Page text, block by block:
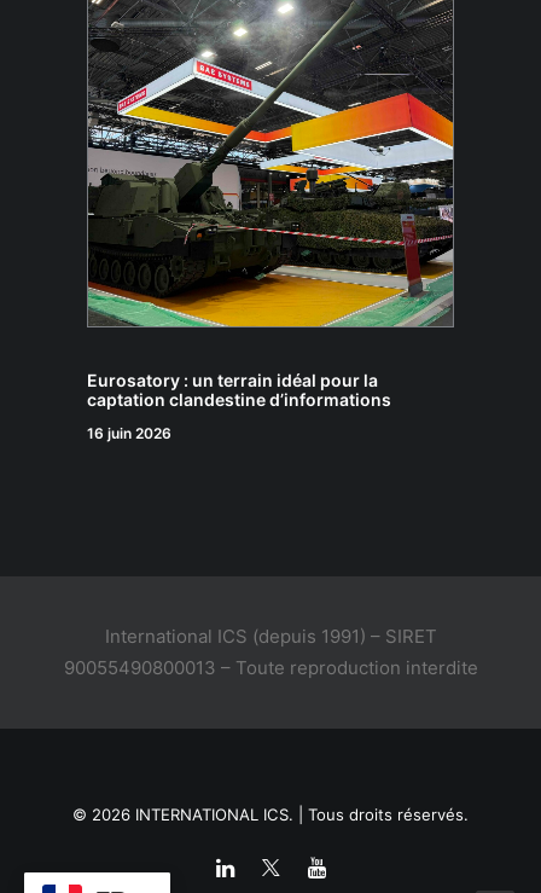
Eurosatory : un terrain idéal pour la
captation clandestine d’informations
16 juin 2026
International ICS (depuis 1991) – SIRET
90055490800013 – Toute reproduction interdite
© 2026 INTERNATIONAL ICS. | Tous droits réservés.